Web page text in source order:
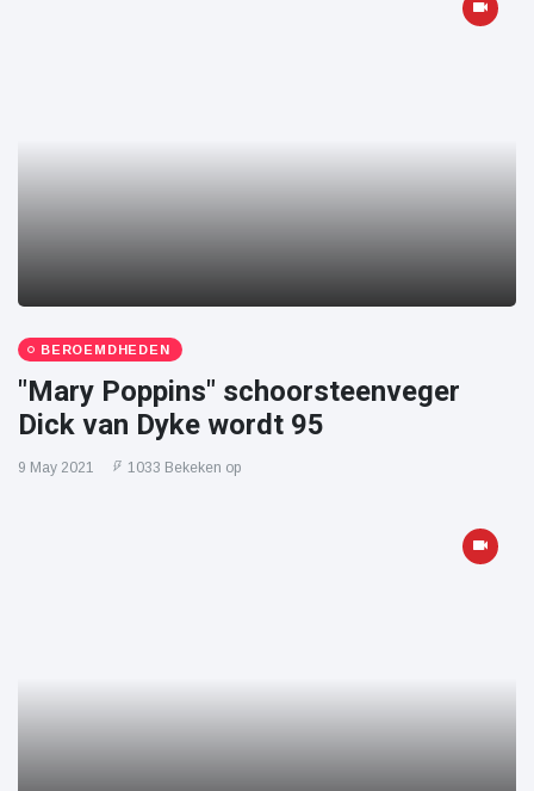
BEROEMDHEDEN
"Mary Poppins" schoorsteenveger
Dick van Dyke wordt 95
9 May 2021 1033 Bekeken op